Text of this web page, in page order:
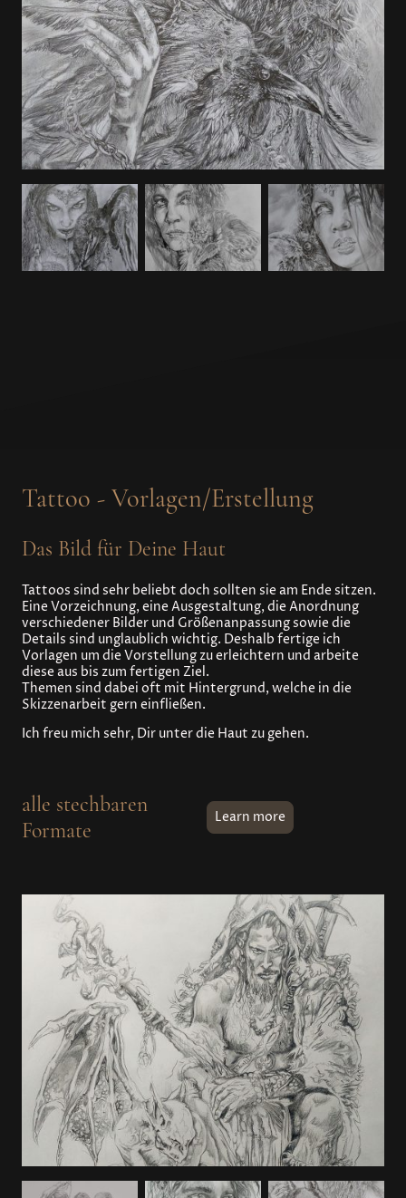
Tattoo - Vorlagen/Erstellung
Das Bild für Deine Haut
Tattoos sind sehr beliebt doch sollten sie am Ende sitzen.
Eine Vorzeichnung, eine Ausgestaltung, die Anordnung
verschiedener Bilder und Größenanpassung sowie die
Details sind unglaublich wichtig. Deshalb fertige ich
Vorlagen um die Vorstellung zu erleichtern und arbeite
diese aus bis zum fertigen Ziel.
Themen sind dabei oft mit Hintergrund, welche in die
Skizzenarbeit gern einfließen.
Ich freu mich sehr, Dir unter die Haut zu gehen.
alle stechbaren
Formate
Learn more